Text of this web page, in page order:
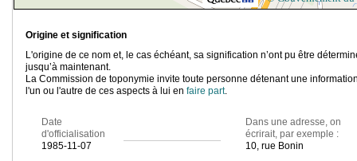
Origine et signification
L'origine de ce nom et, le cas échéant, sa signification n’ont pu être
jusqu’à maintenant.
La Commission de toponymie invite toute personne détenant une
l'un ou l'autre de ces aspects à lui en faire part.
Date
d'officialisation
1985-11-07
Dans une adresse, on
écrirait, par exemple :
10, rue Bonin